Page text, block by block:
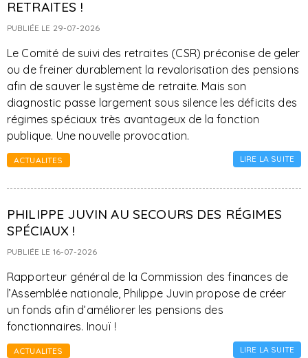
RETRAITES !
PUBLIÉE LE 29-07-2026
Le Comité de suivi des retraites (CSR) préconise de geler
ou de freiner durablement la revalorisation des pensions
afin de sauver le système de retraite. Mais son
diagnostic passe largement sous silence les déficits des
régimes spéciaux très avantageux de la fonction
publique. Une nouvelle provocation.
ACTUALITES LIRE LA SUITE
PHILIPPE JUVIN AU SECOURS DES RÉGIMES
SPÉCIAUX !
PUBLIÉE LE 16-07-2026
Rapporteur général de la Commission des finances de
l’Assemblée nationale, Philippe Juvin propose de créer
un fonds afin d’améliorer les pensions des
fonctionnaires. Inouï !
ACTUALITES LIRE LA SUITE